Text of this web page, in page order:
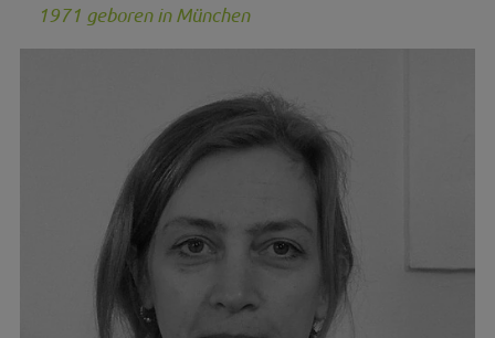
1971 geboren in München